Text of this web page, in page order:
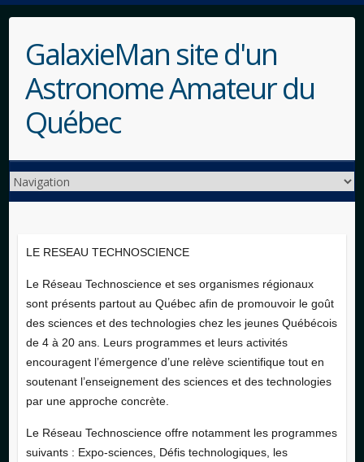
GalaxieMan site d'un
Astronome Amateur du
Québec
LE RESEAU TECHNOSCIENCE
Le Réseau Technoscience et ses organismes régionaux
sont présents partout au Québec afin de promouvoir le goût
des sciences et des technologies chez les jeunes Québécois
de 4 à 20 ans. Leurs programmes et leurs activités
encouragent l’émergence d’une relève scientifique tout en
soutenant l’enseignement des sciences et des technologies
par une approche concrète.
Le Réseau Technoscience offre notamment les programmes
suivants : Expo-sciences, Défis technologiques, les